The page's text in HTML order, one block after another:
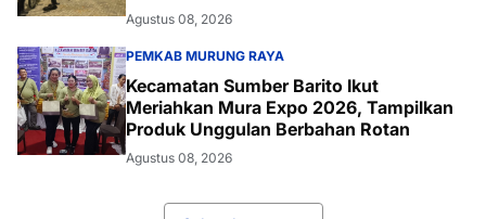
Agustus 08, 2026
PEMKAB MURUNG RAYA
Kecamatan Sumber Barito Ikut
Meriahkan Mura Expo 2026, Tampilkan
Produk Unggulan Berbahan Rotan
Agustus 08, 2026